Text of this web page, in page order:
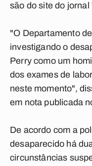
são do site do
"O Departamento
investigando o
Perry como um
dos exames de
neste momento",
em nota publicada
De acordo com a
desaparecido há
circunstâncias